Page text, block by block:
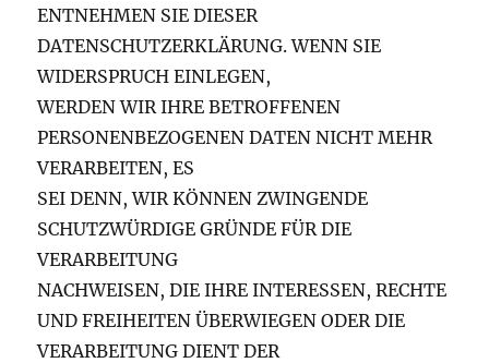
ENTNEHMEN SIE DIESER
DATENSCHUTZERKLÄRUNG. WENN SIE
WIDERSPRUCH EINLEGEN,
WERDEN WIR IHRE BETROFFENEN
PERSONENBEZOGENEN DATEN NICHT MEHR
VERARBEITEN, ES
SEI DENN, WIR KÖNNEN ZWINGENDE
SCHUTZWÜRDIGE GRÜNDE FÜR DIE
VERARBEITUNG
NACHWEISEN, DIE IHRE INTERESSEN, RECHTE
UND FREIHEITEN ÜBERWIEGEN ODER DIE
VERARBEITUNG DIENT DER